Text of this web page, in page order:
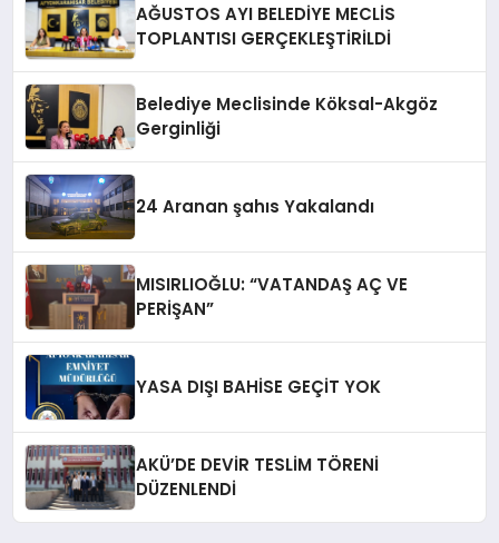
AĞUSTOS AYI BELEDİYE MECLİS
TOPLANTISI GERÇEKLEŞTİRİLDİ
Belediye Meclisinde Köksal-Akgöz
Gerginliği
24 Aranan şahıs Yakalandı
MISIRLIOĞLU: “VATANDAŞ AÇ VE
PERİŞAN”
YASA DIŞI BAHİSE GEÇİT YOK
AKÜ’DE DEVİR TESLİM TÖRENİ
DÜZENLENDİ